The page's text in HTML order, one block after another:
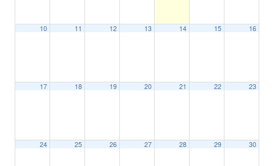
10 11 12 13 14 15 16
17 18 19 20 21 22 23
24 25 26 27 28 29 30